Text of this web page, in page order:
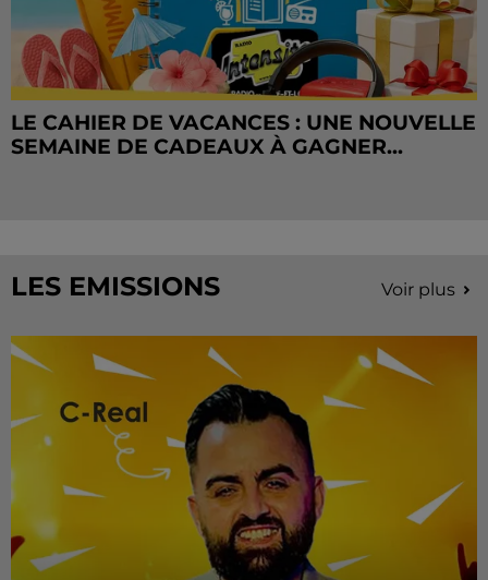
LE CAHIER DE VACANCES : UNE NOUVELLE
SEMAINE DE CADEAUX À GAGNER...
LES EMISSIONS Voir plus